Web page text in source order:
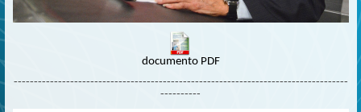
documento PDF
-----------------------------------------------------------------------------------
----------